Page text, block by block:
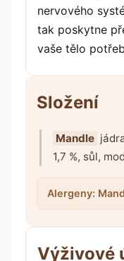
nervového
tak poskytne
vaše tělo
Složení
Mandle
1,7 %, sůl,
Alergeny:
Výživové